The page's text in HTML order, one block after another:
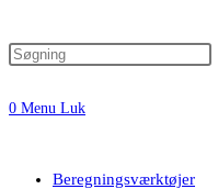
website
0 Menu Luk
Beregningsværktøjer